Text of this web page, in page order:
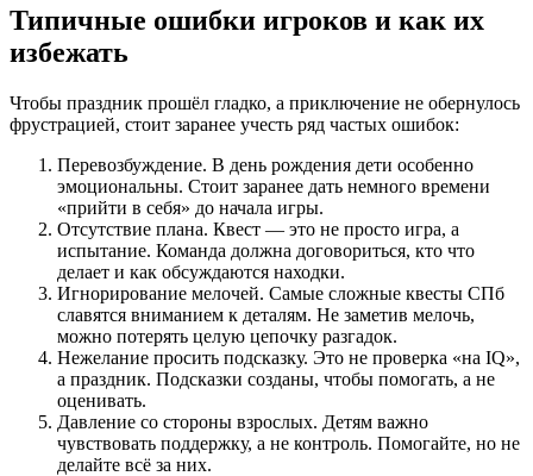
Типичные ошибки игроков и как их
избежать
Чтобы праздник прошёл гладко, а приключение не обернулось
фрустрацией, стоит заранее учесть ряд частых ошибок:
Перевозбуждение. В день рождения дети особенно
эмоциональны. Стоит заранее дать немного времени
«прийти в себя» до начала игры.
Отсутствие плана. Квест — это не просто игра, а
испытание. Команда должна договориться, кто что
делает и как обсуждаются находки.
Игнорирование мелочей. Самые сложные квесты СПб
славятся вниманием к деталям. Не заметив мелочь,
можно потерять целую цепочку разгадок.
Нежелание просить подсказку. Это не проверка «на IQ»,
а праздник. Подсказки созданы, чтобы помогать, а не
оценивать.
Давление со стороны взрослых. Детям важно
чувствовать поддержку, а не контроль. Помогайте, но не
делайте всё за них.